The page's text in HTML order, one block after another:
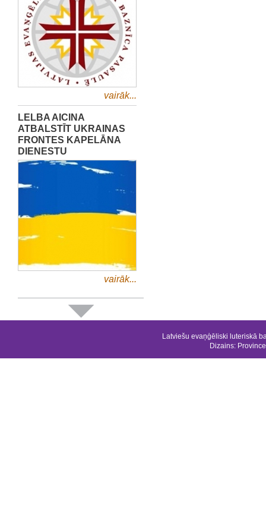
vairāk...
LELBA AICINA
ATBALSTĪT UKRAINAS
FRONTES KAPELĀNA
DIENESTU
vairāk...
Latviešu evaņģēliski luteriskā
Dizains: